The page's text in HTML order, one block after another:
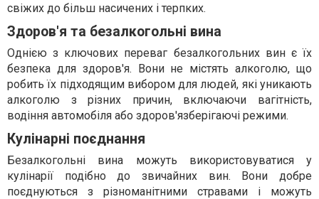
свіжих до більш насичених і терпких.
Здоров'я та безалкогольні вина
Однією з ключових переваг безалкогольних вин є їх
безпека для здоров'я. Вони не містять алкоголю, що
робить їх підходящим вибором для людей, які уникають
алкоголю з різних причин, включаючи вагітність,
водіння автомобіля або здоров'язберігаючі режими.
Кулінарні поєднання
Безалкогольні вина можуть використовуватися у
кулінарії подібно до звичайних вин. Вони добре
поєднуються з різноманітними стравами і можуть